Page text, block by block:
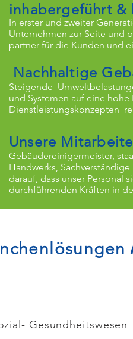
inhabergeführt &
In erster und zweiter
Unternehmen zur Seite und
partner für die Kunden und
Nachhaltige
Steigende
und Systemen auf eine
Dienstleistungskonzepten
Unsere
Gebäudereinigermeister,
Handwerks,
darauf, dass unser
durchführenden Kräften in
Gesundheitswesen